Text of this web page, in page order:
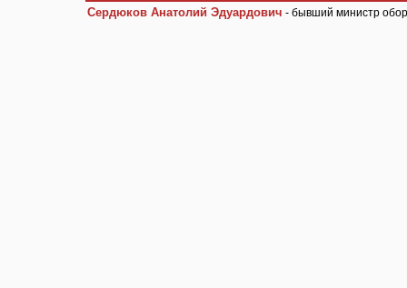
Сердюков Анатолий Эдуардович - бывший министр